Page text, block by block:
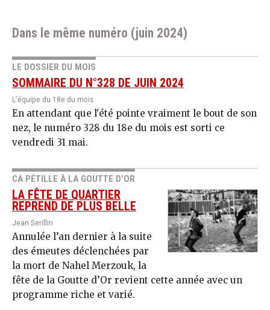
Dans le même numéro (juin 2024)
LE DOSSIER DU MOIS
SOMMAIRE DU N°328 DE JUIN 2024
L’équipe du 18e du mois
En attendant que l'été pointe vraiment le bout de son
nez, le numéro 328 du 18e du mois est sorti ce
vendredi 31 mai.
CA PÉTILLE À LA GOUTTE D’OR
LA FÊTE DE QUARTIER
REPREND DE PLUS BELLE
Jean Serillin
Annulée l’an dernier à la suite
des émeutes déclenchées par
la mort de Nahel Merzouk, la
fête de la Goutte d’Or revient cette année avec un
programme riche et varié.